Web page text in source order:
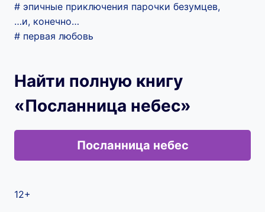
# эпичные приключения парочки безумцев,
…и, конечно…
# первая любовь
Найти полную книгу
«Посланница небес»
Посланница небес
12+